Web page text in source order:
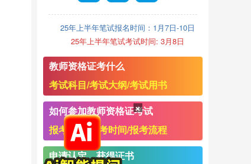
25年上半年笔试报名时间：1月7日-10日
25年上半年笔试考试时间: 3月8日
教师资格证考什么
考试科目/考试大纲/考试用书
如何参加教师资格证考试
报考条件/报考时间/报考流程
申请认定，获得证书
×